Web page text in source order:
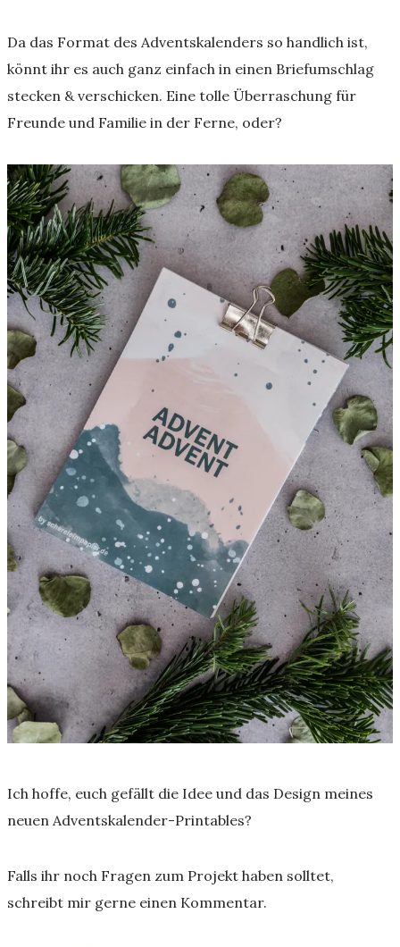
Da das Format des Adventskalenders so handlich ist,
könnt ihr es auch ganz einfach in einen Briefumschlag
stecken & verschicken. Eine tolle Überraschung für
Freunde und Familie in der Ferne, oder?
Ich hoffe, euch gefällt die Idee und das Design meines
neuen Adventskalender-Printables?
Falls ihr noch Fragen zum Projekt haben solltet,
schreibt mir gerne einen Kommentar.